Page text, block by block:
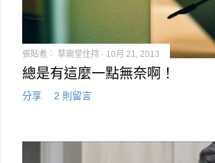
張貼者： 草廟堂住持 10月 21, 2013
總是有這麼一點無奈啊！
分享 2 則留言